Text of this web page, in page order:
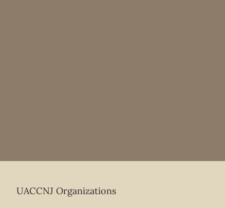
UACCNJ Organizations